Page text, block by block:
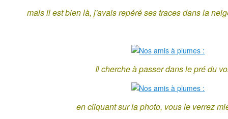
mais il est bien là, j'avais repéré ses traces dans la
Il cherche à passer dans le pré du
en cliquant sur la photo, vous le verrez